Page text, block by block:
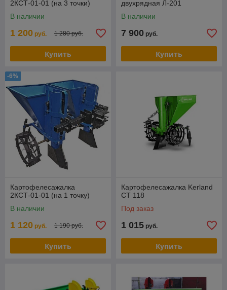
2КСТ-01-01 (на 3 точки)
В наличии
1 200 руб. 1 280 руб.
Купить
двухрядная Л-201
В наличии
7 900 руб.
Купить
-6%
Картофелесажалка
2КСТ-01-01 (на 1 точку)
В наличии
1 120 руб. 1 190 руб.
Купить
Картофелесажалка Kerland
СТ 118
Под заказ
1 015 руб.
Купить